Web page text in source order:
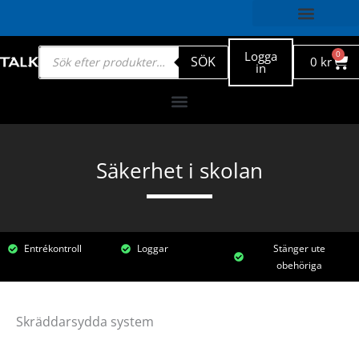
Products
search SÖK Logga
in 0 kr 0
Säkerhet i skolan
Entrékontroll Loggar
Stänger ute
obehöriga
Skräddarsydda system